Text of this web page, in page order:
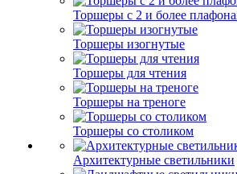
Торшеры с 2 и более
Торшеры изогнутые
Торшеры для чтения
Торшеры на треноге
Торшеры со столиком
Архитектурные светильники